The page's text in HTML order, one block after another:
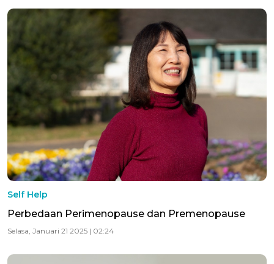
Self Help
Perbedaan Perimenopause dan Premenopause
Selasa, Januari 21 2025 | 02:24